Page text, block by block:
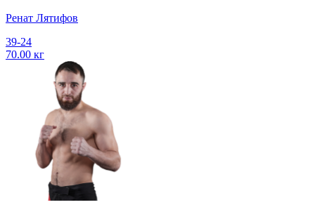
Ренат Лятифов
39-24
70.00 кг